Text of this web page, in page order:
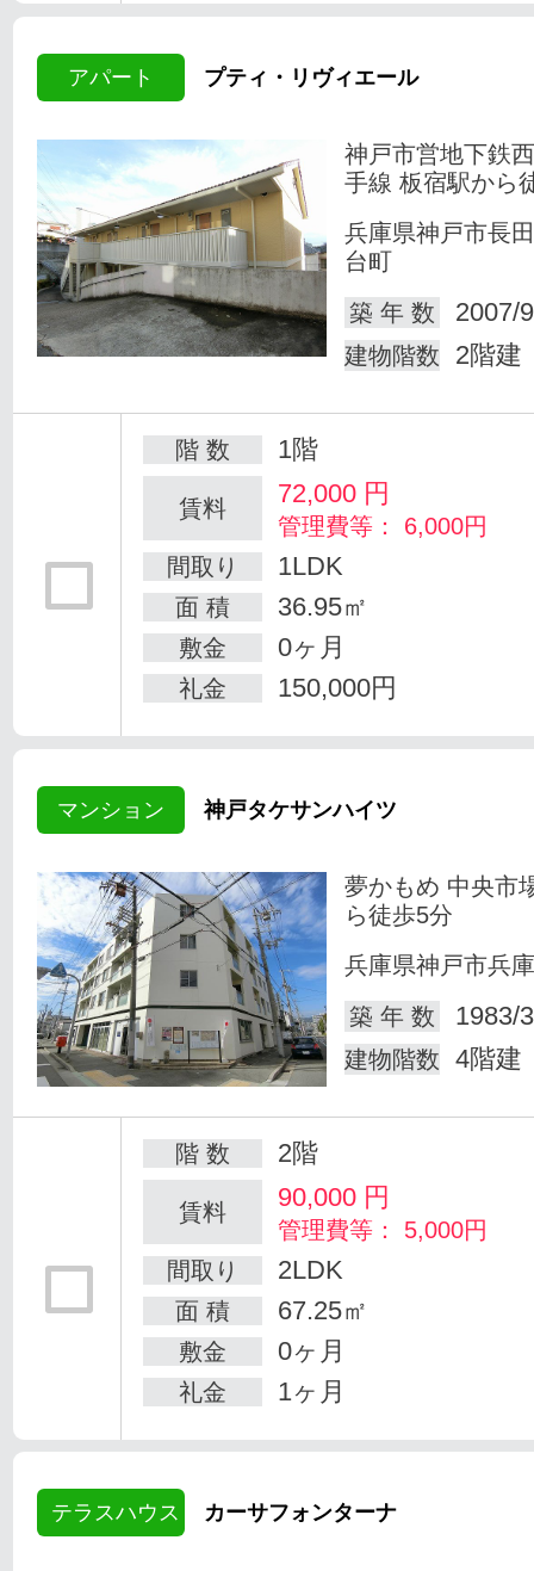
アパート プティ・リヴィエール
神戸市営地下鉄
手線 板宿駅から
兵庫県神戸市長
台町
築 年 数
2007/
建物階数 2階建
階 数 1階
賃料 72,000 円
管理費等： 6,000円
間取り
1LDK
面 積 36.95㎡
敷金 0ヶ月
礼金 150,000円
マンション 神戸タケサンハイツ
夢かもめ 中央市
ら徒歩5分
兵庫県神戸市兵
築 年 数
1983/
建物階数 4階建
階 数 2階
賃料 90,000 円
管理費等： 5,000円
間取り
2LDK
面 積 67.25㎡
敷金 0ヶ月
礼金 1ヶ月
テラスハウス カーサフォンターナ